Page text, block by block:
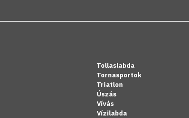
Tollaslabda
Tornasportok
Triatlon
Úszás
Vívás
Vízilabda